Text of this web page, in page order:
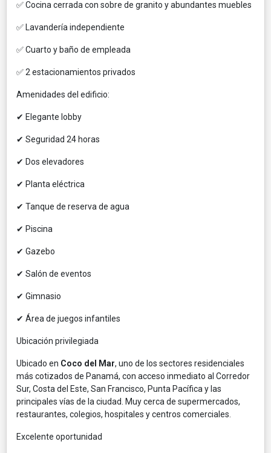
✅ Cocina cerrada con sobre de granito y abundantes muebles
✅ Lavandería independiente
✅ Cuarto y baño de empleada
✅ 2 estacionamientos privados
Amenidades del edificio:
✔ Elegante lobby
✔ Seguridad 24 horas
✔ Dos elevadores
✔ Planta eléctrica
✔ Tanque de reserva de agua
✔ Piscina
✔ Gazebo
✔ Salón de eventos
✔ Gimnasio
✔ Área de juegos infantiles
Ubicación privilegiada
Ubicado en Coco del Mar, uno de los sectores residenciales
más cotizados de Panamá, con acceso inmediato al Corredor
Sur, Costa del Este, San Francisco, Punta Pacífica y las
principales vías de la ciudad. Muy cerca de supermercados,
restaurantes, colegios, hospitales y centros comerciales.
Excelente oportunidad